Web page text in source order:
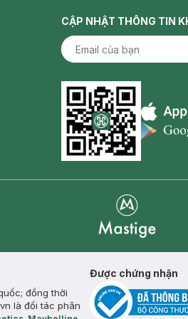
CẬP NHẬT THÔNG TIN
đồng thời
là đối tác phân
Được chứng nhận